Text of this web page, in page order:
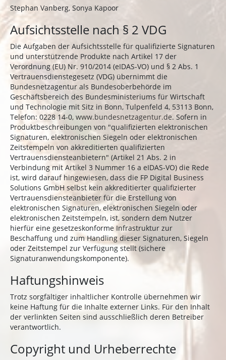
Stephan Vanberg, Sonya Kapoor
Aufsichtsstelle nach § 2 VDG
Die Aufgaben der Aufsichtsstelle für qualifizierte Signaturen
und unterstützende Produkte nach Artikel 17 der
Verordnung (EU) Nr. 910/2014 (eIDAS-VO) und § 2 Abs. 1
Vertrauensdienstegesetz (VDG) übernimmt die
Bundesnetzagentur als Bundesoberbehörde im
Geschäftsbereich des Bundesministeriums für Wirtschaft
und Technologie mit Sitz in Bonn, Tulpenfeld 4, 53113 Bonn,
Telefon: 0228 14-0, www.bundesnetzagentur.de. Sofern in
Produktbeschreibungen von "qualifizierten elektronischen
Signaturen, elektronischen Siegeln oder elektronischen
Zeitstempeln von akkreditierten qualifizierten
Vertrauensdiensteanbietern" (Artikel 21 Abs. 2 in
Verbindung mit Artikel 3 Nummer 16 a eIDAS-VO) die Rede
ist, wird darauf hingewiesen, dass die FP Digital Business
Solutions GmbH selbst kein akkreditierter qualifizierter
Vertrauensdiensteanbieter für die Erstellung von
elektronischen Signaturen, elektronischen Siegeln oder
elektronischen Zeitstempeln, ist, sondern dem Nutzer
hierfür eine gesetzeskonforme Infrastruktur zur
Beschaffung und zum Handling dieser Signaturen, Siegeln
oder Zeitstempel zur Verfügung stellt (sichere
Signaturanwendungskomponente).
Haftungshinweis
Trotz sorgfältiger inhaltlicher Kontrolle übernehmen wir
keine Haftung für die Inhalte externer Links. Für den Inhalt
der verlinkten Seiten sind ausschließlich deren Betreiber
verantwortlich.
Copyright und Urheberrechte